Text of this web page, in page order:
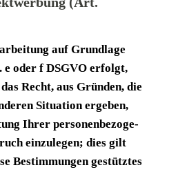
auf Grund­la­ge
e oder f DSGVO erfolgt,
Recht, aus Grün­den, die
Situa­ti­on erge­ben,
Ihrer per­so­nen­be­zo­ge­
ein­zu­le­gen; dies gilt
Bestim­mun­gen gestütz­tes